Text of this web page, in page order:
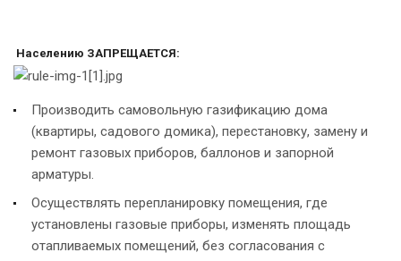
Населению ЗАПРЕЩАЕТСЯ:
Производить самовольную газификацию дома
(квартиры, садового домика), перестановку, замену и
ремонт газовых приборов, баллонов и запорной
арматуры.
Осуществлять перепланировку помещения, где
установлены газовые приборы, изменять площадь
отапливаемых помещений, без согласования с